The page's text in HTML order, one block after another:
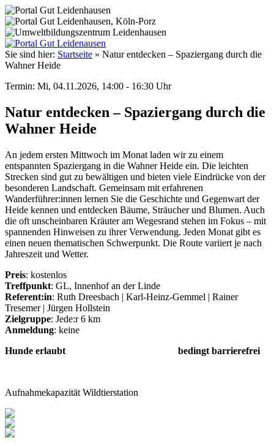
Sie sind hier: Startseite » Natur entdecken – Spaziergang durch die
Wahner Heide
Termin: Mi, 04.11.2026, 14:00 - 16:30 Uhr
Natur entdecken – Spaziergang durch die
Wahner Heide
An jedem ersten Mittwoch im Monat laden wir zu einem
entspannten Spaziergang in die Wahner Heide ein. Die leichten
Strecken sind gut zu bewältigen und bieten viele Eindrücke von der
besonderen Landschaft. Gemeinsam mit erfahrenen
Wanderführer:innen lernen Sie die Geschichte und Gegenwart der
Heide kennen und entdecken Bäume, Sträucher und Blumen. Auch
die oft unscheinbaren Kräuter am Wegesrand stehen im Fokus – mit
spannenden Hinweisen zu ihrer Verwendung. Jeden Monat gibt es
einen neuen thematischen Schwerpunkt. Die Route variiert je nach
Jahreszeit und Wetter.
Preis: kostenlos
Treffpunkt: GL, Innenhof an der Linde
Referent:in: Ruth Dreesbach | Karl-Heinz-Gemmel | Rainer
Tresemer | Jürgen Hollstein
Zielgruppe: Jede:r 6 km
Anmeldung: keine
Hunde erlaubt bedingt barrierefrei
Aufnahmekapazität Wildtierstation